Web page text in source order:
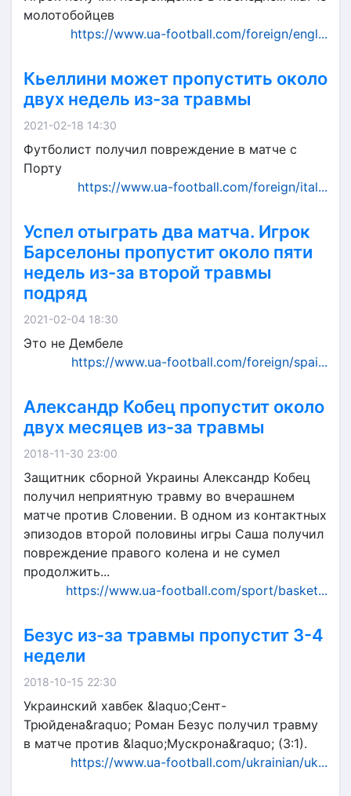
молотобойцев
https://www.ua-football.com/foreign/engl...
Кьеллини может пропустить около
двух недель из-за травмы
2021-02-18 14:30
Футболист получил повреждение в матче с
Порту
https://www.ua-football.com/foreign/ital...
Успел отыграть два матча. Игрок
Барселоны пропустит около пяти
недель из-за второй травмы
подряд
2021-02-04 18:30
Это не Дембеле
https://www.ua-football.com/foreign/spai...
Александр Кобец пропустит около
двух месяцев из-за травмы
2018-11-30 23:00
Защитник сборной Украины Александр Кобец
получил неприятную травму во вчерашнем
матче против Словении. В одном из контактных
эпизодов второй половины игры Саша получил
повреждение правого колена и не сумел
продолжить...
https://www.ua-football.com/sport/basket...
Безус из-за травмы пропустит 3-4
недели
2018-10-15 22:30
Украинский хавбек &laquo;Сент-
Трюйдена&raquo; Роман Безус получил травму
в матче против &laquo;Мускрона&raquo; (3:1).
https://www.ua-football.com/ukrainian/uk...